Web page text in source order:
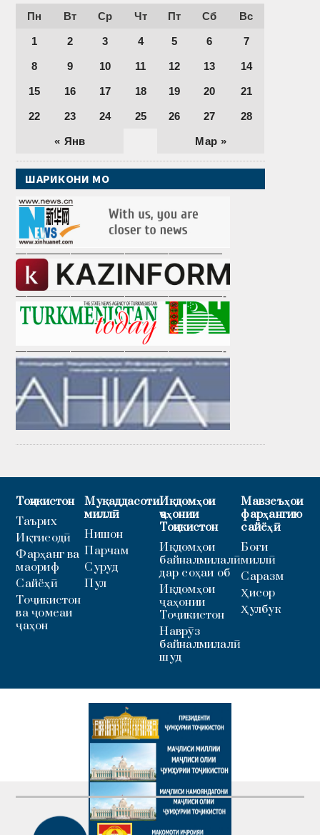
Пн Вт Ср Чт Пт Сб Вс
« Янв Мар »
1 2 3 4 5 6 7
8 9 10 11 12 13 14
15 16 17 18 19 20 21
22 23 24 25 26 27 28
ШАРИКОНИ МО
———————————————————
———————————————————-
———————————————————-
Тоҷикистон
Таърих
Иқтисодӣ
Фарҳанг ва
маориф
Сайёҳӣ
Тоҷикистон
ва ҷомеаи
ҷаҳон
Муқаддасоти
миллӣ
Нишон
Парчам
Суруд
Пул
Иқдомҳои
ҷаҳонии
Тоҷикистон
Иқдомҳои
байналмилалӣ
дар соҳаи об
Иқдомҳои
ҷаҳонии
Тоҷикистон
Наврӯз
байналмилалӣ
шуд
Мавзеъҳои
фарҳангию
сайёҳӣ
Боғи
миллӣ
Саразм
Ҳисор
Ҳулбук